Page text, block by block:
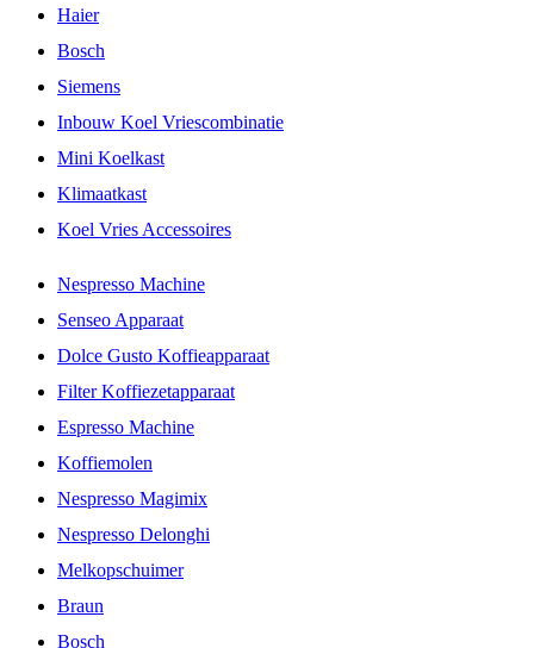
Haier
Bosch
Siemens
Inbouw Koel Vriescombinatie
Mini Koelkast
Klimaatkast
Koel Vries Accessoires
Nespresso Machine
Senseo Apparaat
Dolce Gusto Koffieapparaat
Filter Koffiezetapparaat
Espresso Machine
Koffiemolen
Nespresso Magimix
Nespresso Delonghi
Melkopschuimer
Braun
Bosch